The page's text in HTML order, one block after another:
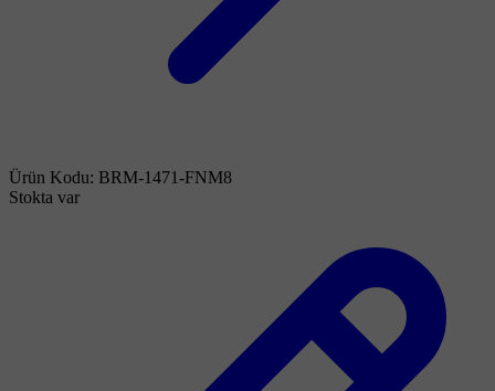
Ürün Kodu: BRM-1471-FNM8
Stokta var